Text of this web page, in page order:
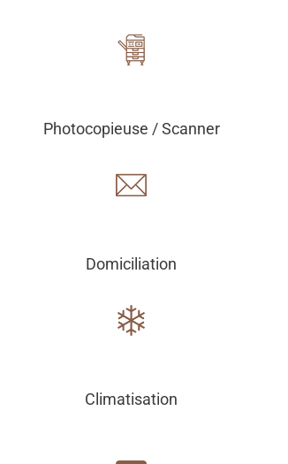
Photocopieuse / Scanner
Domiciliation
Climatisation